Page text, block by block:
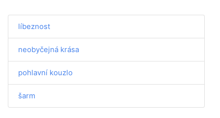
líbeznost
neobyčejná krása
pohlavní kouzlo
šarm